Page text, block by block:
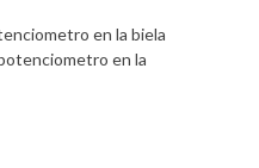
en la biela
en la